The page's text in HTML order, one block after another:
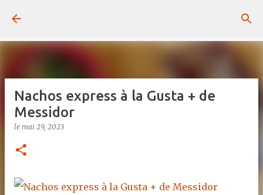
Nachos express à la Gusta + de
Messidor
le mai 29, 2023